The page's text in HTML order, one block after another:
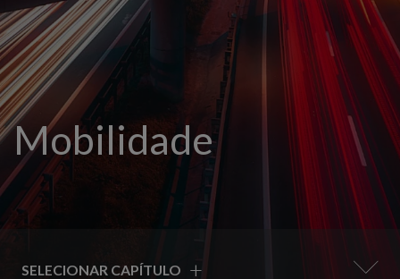
Mobilidade
SELECIONAR CAPÍTULO +